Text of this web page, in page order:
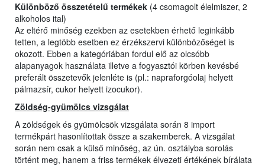
Különböző összetételű termékek (4 csomagolt élelmiszer, 2
alkoholos ital)
Az eltérő minőség ezekben az esetekben érhető leginkább
tetten, a legtöbb esetben ez érzékszervi különbözőséget is
okozott. Ebben a kategóriában fordul elő az olcsóbb
alapanyagok használata illetve a fogyasztói körben kevésbé
preferált összetevők jelenléte is (pl.: napraforgóolaj helyett
pálmazsír, cukor helyett izocukor).
Zöldség-gyümölcs vizsgálat
A zöldségek és gyümölcsök vizsgálata során 8 import
termékpárt hasonlítottak össze a szakemberek. A vizsgálat
során nem csak a külső minőség, az ún. osztályba sorolás
történt meg, hanem a friss termékek élvezeti értékének bírálata